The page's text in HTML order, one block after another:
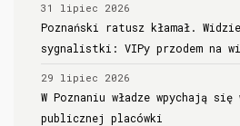
31 lipiec 2026
Poznański ratusz kłamał.
sygnalistki: VIPy przodem na
29 lipiec 2026
W Poznaniu władze wpychają
publicznej placówki